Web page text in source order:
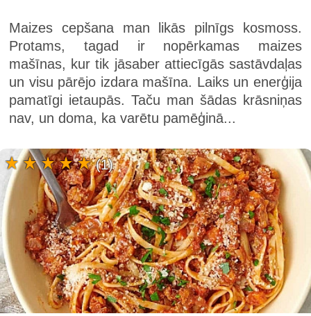
Maizes cepšana man likās pilnīgs kosmoss.
Protams, tagad ir nopērkamas maizes
mašīnas, kur tik jāsaber attiecīgās sastāvdaļas
un visu pārējo izdara mašīna. Laiks un enerģija
pamatīgi ietaupās. Taču man šādas krāsniņas
nav, un doma, ka varētu pamēģinā...
(1)